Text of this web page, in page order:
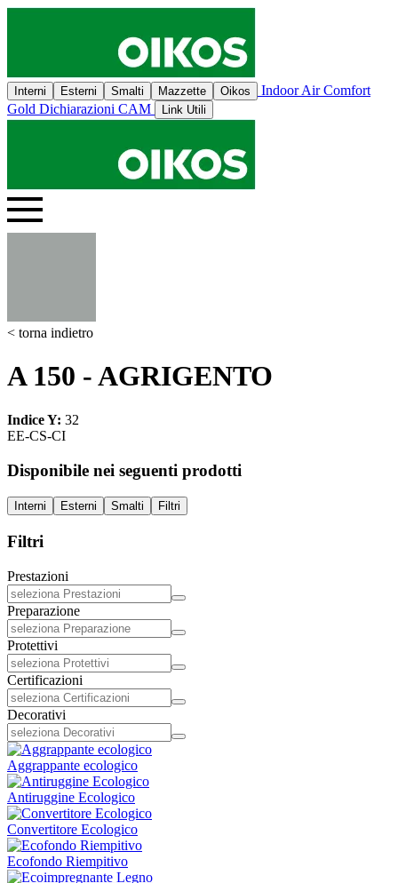
Interni Esterni Smalti Mazzette Oikos
Indoor Air Comfort
Gold Dichiarazioni CAM Link Utili
< torna indietro
A 150 - AGRIGENTO
Indice Y: 32
EE-CS-CI
Disponibile nei seguenti prodotti
Interni Esterni Smalti Filtri
Filtri
Prestazioni
Preparazione
Protettivi
Certificazioni
Decorativi
Aggrappante ecologico
Antiruggine Ecologico
Convertitore Ecologico
Ecofondo Riempitivo